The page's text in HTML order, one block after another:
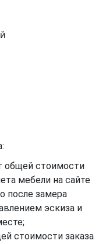
общей стоимости
мебели на сайте
после замера
эскиза и
стоимости заказа